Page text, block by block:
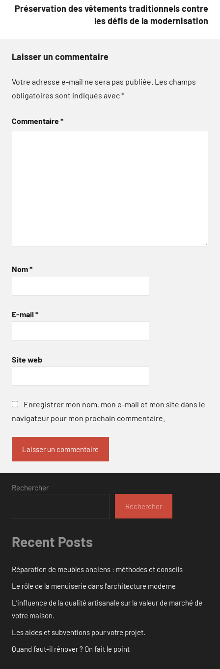
Préservation des vêtements traditionnels contre
les défis de la modernisation
Laisser un commentaire
Votre adresse e-mail ne sera pas publiée. Les champs
obligatoires sont indiqués avec*
Commentaire*
Nom*
E-mail *
Site web
Enregistrer mon nom, mon e-mail et mon site dans le
navigateur pour mon prochain commentaire.
Rechercher
Rechercher
Recent Posts
Réparation de meubles anciens : méthodes et conseils
Le rôle de la menuiserie dans l’architecture moderne
L’influence de la qualité artisanale sur la valeur de marché de
votre maison.
Les aides et subventions pour votre projet.
Quand faut-il rénover ? On fait le point